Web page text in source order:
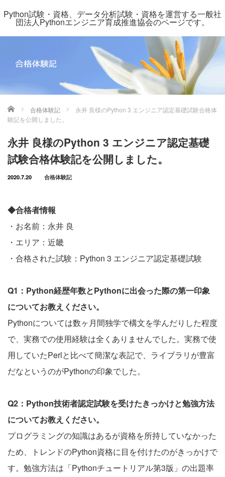
Python試験・資格、データ分析試験・資格を運営する一般社
団法人Pythonエンジニア育成推進協会のページです。
ホーム 合格体験記
永井 良様のPython 3 エンジニア認定基礎試験合格体
験記を公開しました。
永井 良様のPython 3 エンジニア認定基礎
試験合格体験記を公開しました。
2020.7.20 合格体験記
◆合格者情報
・お名前：永井 良
・エリア：近畿
・合格された試験：Python 3 エンジニア認定基礎試験
Q1：Python経歴年数とPythonに出会った際の第一印象
についてお教えください。
Pythonについては数ヶ月間独学で構文を学んだりした程度
で、実務での使用経験は全くありませんでした。実務で使
用していたPerlと比べて簡潔な表記で、ライブラリが豊富
だなというのがPythonの印象でした。
Q2：Python技術者認定試験を受けたきっかけと勉強方法
についてお教えください。
プログラミングの知識はあるが資格を所持していなかった
ため、トレンドのPython資格に目を付けたのがきっかけで
す。勉強方法は「Pythonチュートリアル第3版」の出題率